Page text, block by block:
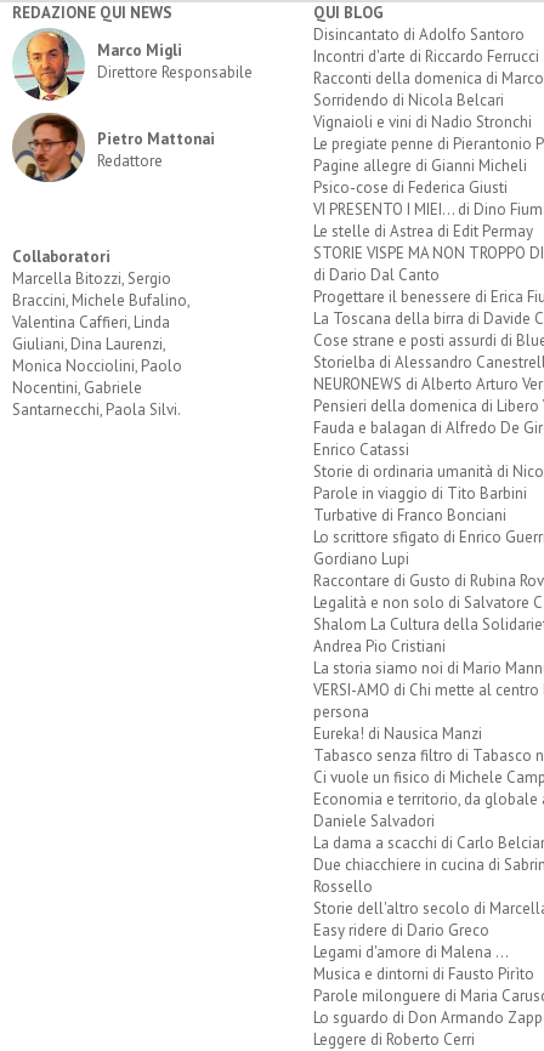
REDAZIONE QUI NEWS
Marco Migli
Direttore Responsabile
Pietro Mattonai
Redattore
Collaboratori
Marcella Bitozzi, Sergio
Braccini, Michele Bufalino,
Valentina Caffieri, Linda
Giuliani, Dina Laurenzi,
Monica Nocciolini, Paolo
Nocentini, Gabriele
Santarnecchi, Paola Silvi.
QUI BLOG
Disincantato di Adolfo Santoro
Incontri d'arte di Riccardo Ferrucci
Racconti della domenica di
Sorridendo di Nicola Belcari
Vignaioli e vini di Nadio Stronchi
Le pregiate penne di Pierantonio
Pagine allegre di Gianni Micheli
Psico-cose di Federica Giusti
VI PRESENTO I MIEI... di Dino
Le stelle di Astrea di Edit Permay
STORIE VISPE MA NON TROPPO
di Dario Dal Canto
Progettare il benessere di Erica
La Toscana della birra di Davide
Cose strane e posti assurdi di
Storielba di Alessandro
NEURONEWS di Alberto Arturo
Pensieri della domenica di Libero
Fauda e balagan di Alfredo De
Enrico Catassi
Storie di ordinaria umanità di
Parole in viaggio di Tito Barbini
Turbative di Franco Bonciani
Lo scrittore sfigato di Enrico
Gordiano Lupi
Raccontare di Gusto di Rubina
Legalità e non solo di Salvatore
Shalom La Cultura della
Andrea Pio Cristiani
La storia siamo noi di Mario
VERSI-AMO di Chi mette al centro
persona
Eureka! di Nausica Manzi
Tabasco senza filtro di Tabasco
Ci vuole un fisico di Michele
Economia e territorio, da globale
Daniele Salvadori
La dama a scacchi di Carlo
Due chiacchiere in cucina di
Rossello
Storie dell'altro secolo di
Easy ridere di Dario Greco
Legami d'amore di Malena ...
Musica e dintorni di Fausto Pirìto
Parole milonguere di Maria
Lo sguardo di Don Armando
Leggere di Roberto Cerri